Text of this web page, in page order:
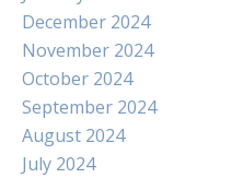
December 2024
November 2024
October 2024
September 2024
August 2024
July 2024